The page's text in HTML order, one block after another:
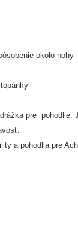
okolo nohy
pre pohodlie.
a pohodlia pre